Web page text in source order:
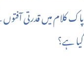
پاک کلام میں قدرتی
گیا ہے؟‏